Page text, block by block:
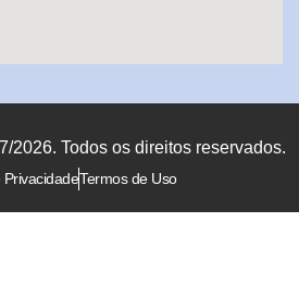
2026. Todos os direitos reservados.
PrivacidadeTermos de Uso